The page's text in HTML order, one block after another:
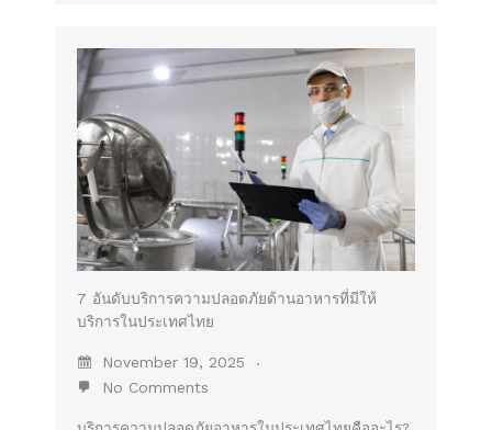
7 อันดับบริการความปลอดภัยด้านอาหารที่มีให้
บริการในประเทศไทย
November 19, 2025
No Comments